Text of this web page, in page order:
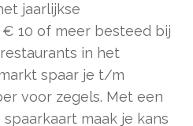
jaarlijkse
€ 10 of meer besteed bij
in het
spaar je t/m
voor zegels. Met een
maak je kans